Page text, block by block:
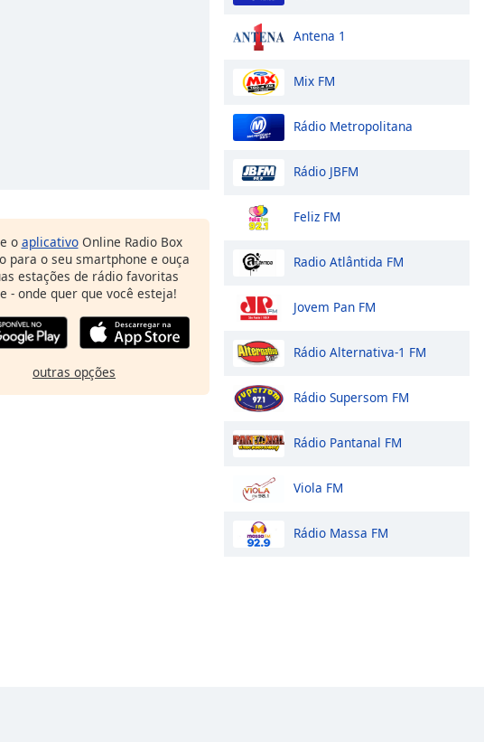
o aplicativoOnline Radio Box
para o seu smartphone e ouça
estações de rádio favoritas
- onde quer que você esteja!
outras opções
Antena 1
Mix FM
Rádio Metropolitana
Rádio JBFM
Feliz FM
Radio Atlântida FM
Jovem Pan FM
Rádio Alternativa-1 FM
Rádio Supersom FM
Rádio Pantanal FM
Viola FM
Rádio Massa FM